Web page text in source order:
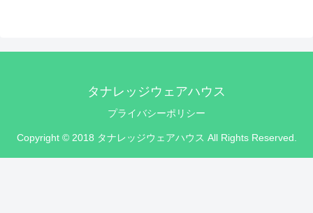
タナレッジウェアハウス
プライバシーポリシー
Copyright © 2018 タナレッジウェアハウス All Rights Reserved.